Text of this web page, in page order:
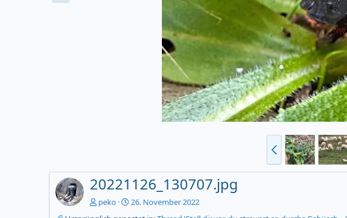
20221126_130707.jpg
peko
26. November 2022